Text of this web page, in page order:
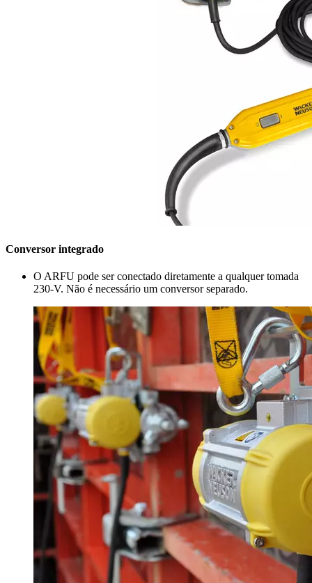
Conversor integrado
O ARFU pode ser conectado diretamente a qualquer tomada
230-V. Não é necessário um conversor separado.